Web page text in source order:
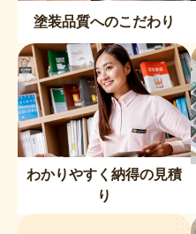
塗装品質へのこだわり
わかりやすく納得の見積
り